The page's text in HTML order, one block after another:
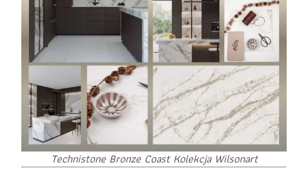
Technistone Bronze Coast Kolekcja Wilsonart